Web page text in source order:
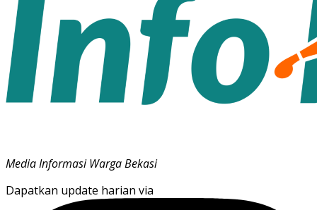
Media Informasi Warga Bekasi
Dapatkan update harian via